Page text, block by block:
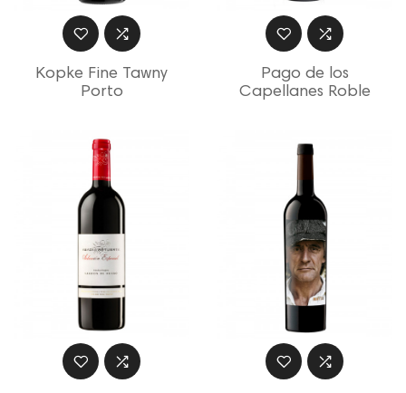
Kopke Fine Tawny
Porto
Pago de los
Capellanes Roble